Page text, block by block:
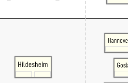
Hildesheim